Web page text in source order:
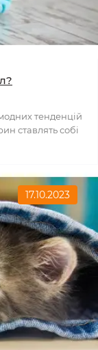
тенденцій
ставлять собі
17.10.2023